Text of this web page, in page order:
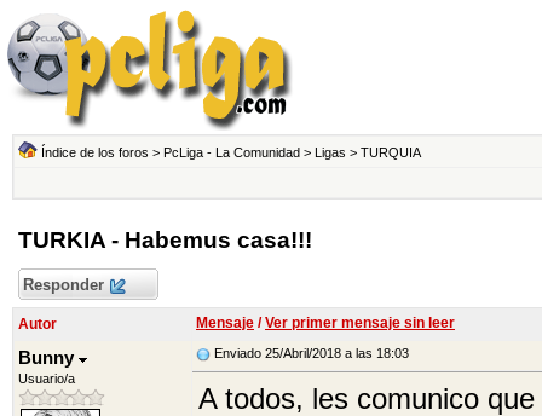
Índice de los foros > PcLiga - La Comunidad > Ligas > TURQUIA
TURKIA - Habemus casa!!!
Responder
Autor Mensaje /Ver primer mensaje sin leer
Bunny
Usuario/a
Enviado 25/Abril/2018 a las 18:03
A todos, les comunico